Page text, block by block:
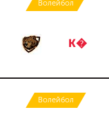
Волейбол
К�
Волейбол